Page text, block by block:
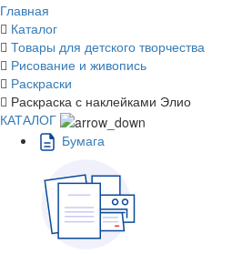
Главная
Каталог
Товары для детского творчества
Рисование и живопись
Раскраски
Раскраска с наклейками Элио
КАТАЛОГ
Бумага